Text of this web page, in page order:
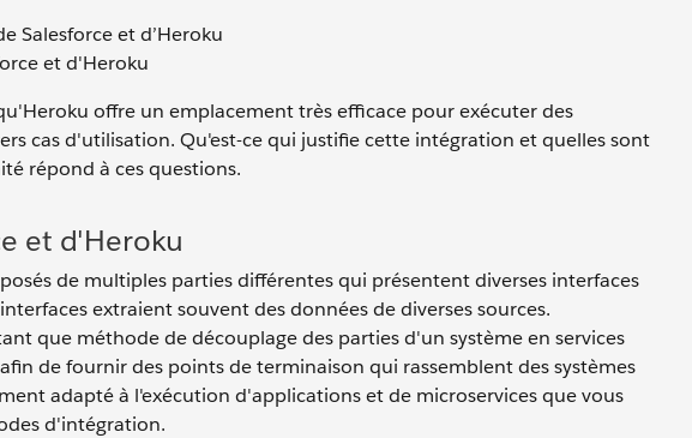
Salesforce et d’Heroku
et d'Heroku
offre un emplacement très efficace pour exécuter des
cas d'utilisation. Qu'est-ce qui justifie cette intégration et quelles sont
répond à ces questions.
et d'Heroku
de multiples parties différentes qui présentent diverses interfaces
extraient souvent des données de diverses sources.
que méthode de découplage des parties d'un système en services
de fournir des points de terminaison qui rassemblent des systèmes
adapté à l'exécution d'applications et de microservices que vous
d'intégration.